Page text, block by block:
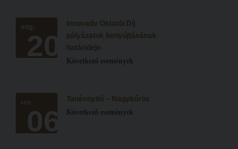
aug.
20
Innovatív Oktatói Díj
pályázatok benyújtásának
határideje
Következő események
sze.
06
Tanévnyitó – Nagykőrös
Következő események